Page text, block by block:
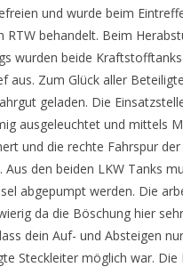
und wurde beim
RTW behandelt. Beim
wurden beide
aus. Zum Glück aller
geladen. Die
ausgeleuchtet und mittels
und die rechte Fahrspur
Aus den beiden LKW Tanks
abgepumpt werden. Die
da die Böschung hier
dein Auf- und Absteigen
Steckleiter möglich war. Die